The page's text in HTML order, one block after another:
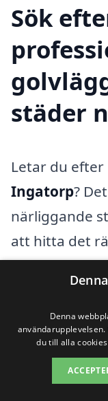
Sök
städer
Letar du efter
Ingatorp?
närliggande
att hitta det
utföra
golvlggning-
jämföra olika
pålitliga
Här är
Denna
du till alla